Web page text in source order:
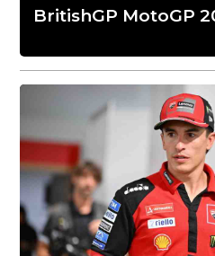
BritishGP MotoGP